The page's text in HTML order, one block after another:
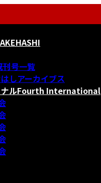
刊号一覧
しアーカイブス
ルFourth International